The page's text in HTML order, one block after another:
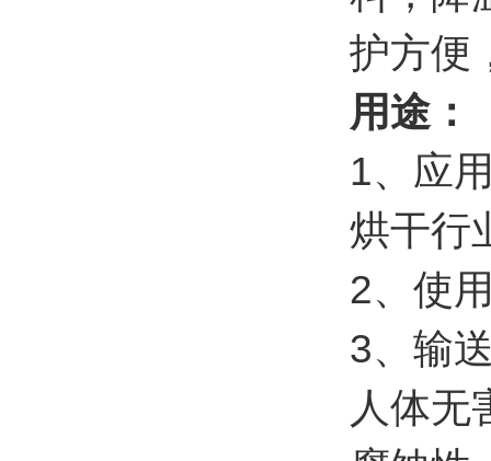
护方便
用途：
1、应
烘干行
2、使
3、输
人体无